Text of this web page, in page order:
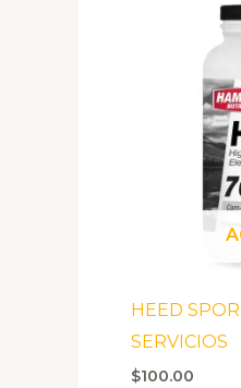
HEED
SERVICIOS
$100.00